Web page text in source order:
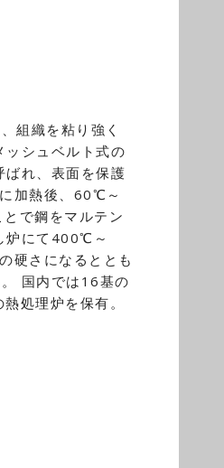
組織を粘り強く
シュベルト式の
れ、表面を保護
加熱後、60℃～
で鋼をマルテン
炉にて400℃～
硬さになるととも
国内では16基の
処理炉を保有。